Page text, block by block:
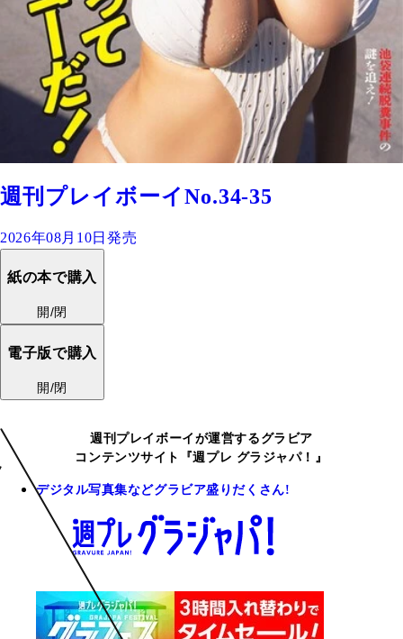
週刊プレイボーイNo.34-35
2026年08月10日発売
紙の本で購入
開/閉
電子版で購入
開/閉
週刊プレイボーイが運営するグラビア
コンテンツサイト『週プレ グラジャパ！』
デジタル写真集などグラビア盛りだくさん!